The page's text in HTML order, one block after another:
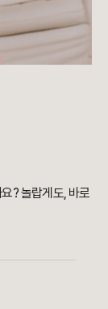
? 놀랍게도, 바로